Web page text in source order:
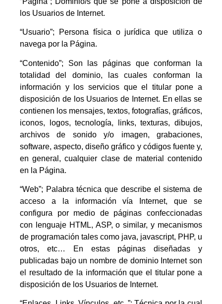
los Usuarios de Internet.
“Usuario”; Persona física o jurídica que utiliza o
navega por la Página.
“Contenido”; Son las páginas que conforman la
totalidad del dominio, las cuales conforman la
información y los servicios que el titular pone a
disposición de los Usuarios de Internet. En ellas se
contienen los mensajes, textos, fotografías, gráficos,
iconos, logos, tecnología, links, texturas, dibujos,
archivos de sonido y/o imagen, grabaciones,
software, aspecto, diseño gráfico y códigos fuente y,
en general, cualquier clase de material contenido
en la Página.
“Web”; Palabra técnica que describe el sistema de
acceso a la información vía Internet, que se
configura por medio de páginas confeccionadas
con lenguaje HTML, ASP, o similar, y mecanismos
de programación tales como java, javascript, PHP, u
otros, etc… En estas páginas diseñadas y
publicadas bajo un nombre de dominio Internet son
el resultado de la información que el titular pone a
disposición de los Usuarios de Internet.